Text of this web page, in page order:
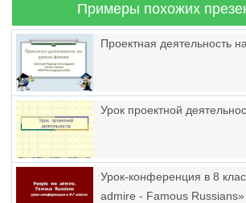
Примеры похожих
Проектная деятельность
Урок проектной
Урок-конференция в 8
admire - Famous Russians»